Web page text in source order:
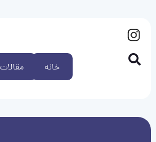
مقالات خانه